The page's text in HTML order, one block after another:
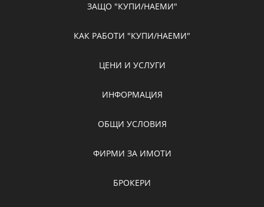
ЗАЩО "КУПИ/НАЕМИ"
КАК РАБОТИ "КУПИ/НАЕМИ"
ЦЕНИ И УСЛУГИ
ИНФОРМАЦИЯ
ОБЩИ УСЛОВИЯ
ФИРМИ ЗА ИМОТИ
БРОКЕРИ